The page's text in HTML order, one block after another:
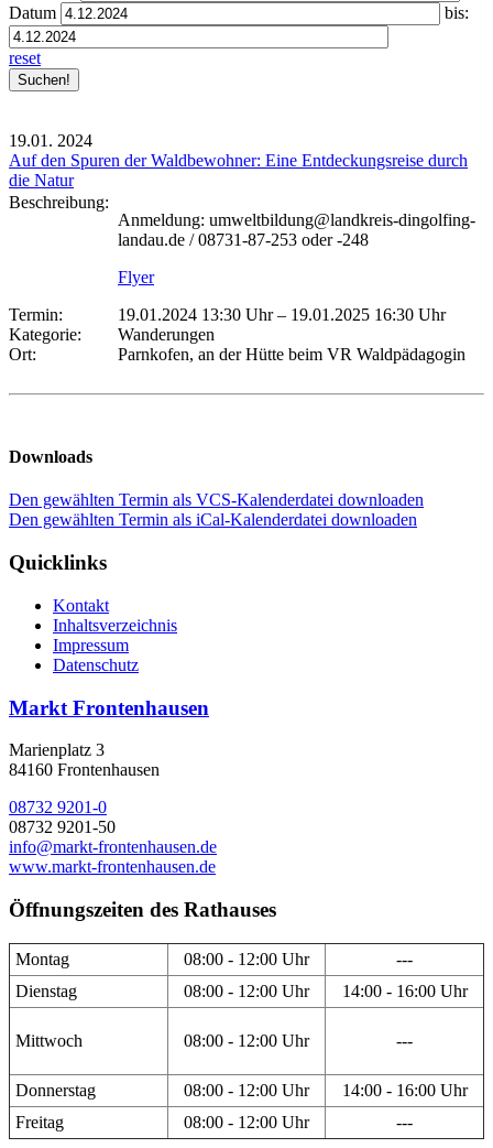
Datum
bis:
reset
19.01. 2024
Auf den Spuren der Waldbewohner: Eine Entdeckungsreise durch
die Natur
Beschreibung:
Anmeldung: umweltbildung@landkreis-dingolfing-
landau.de / 08731-87-253 oder -248
Flyer
Termin:
19.01.2024 13:30 Uhr– 19.01.2025 16:30 Uhr
Kategorie:
Wanderungen
Ort:
Parnkofen, an der Hütte beim VR Waldpädagogin
Downloads
Den gewählten Termin als VCS-Kalenderdatei downloaden
Den gewählten Termin als iCal-Kalenderdatei downloaden
Quicklinks
Kontakt
Inhaltsverzeichnis
Impressum
Datenschutz
Markt Frontenhausen
Marienplatz 3
84160 Frontenhausen
08732 9201-0
08732 9201-50
info@markt-frontenhausen.de
www.markt-frontenhausen.de
Öffnungszeiten des Rathauses
Montag 08:00 - 12:00 Uhr
---
Dienstag
08:00 - 12:00 Uhr 14:00 - 16:00 Uhr
Mittwoch 08:00 - 12:00 Uhr ---
Donnerstag 08:00 - 12:00 Uhr
14:00 - 16:00 Uhr
Freitag
08:00 - 12:00 Uhr ---